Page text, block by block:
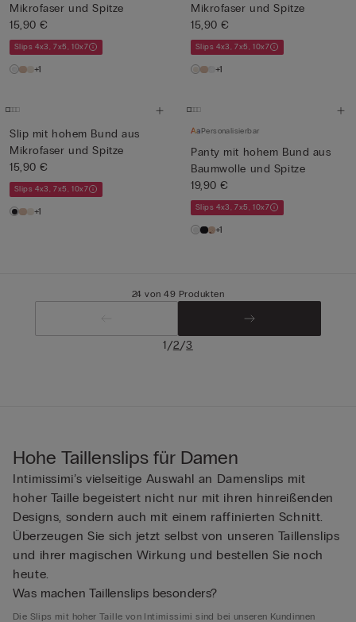
Mikrofaser und Spitze
15,90 €
Slips 4x3, 7x5, 10x7
+1
Mikrofaser und Spitze
15,90 €
Slips 4x3, 7x5, 10x7
+1
Slip mit hohem Bund aus
Mikrofaser und Spitze
15,90 €
Slips 4x3, 7x5, 10x7
+1
Personalisierbar
Panty mit hohem Bund aus
Baumwolle und Spitze
19,90 €
Slips 4x3, 7x5, 10x7
+1
24 von 49 Produkten
1/2/3
Hohe Taillenslips für Damen
Intimissimi’s vielseitige Auswahl an Damenslips mit
hoher Taille begeistert nicht nur mit ihren hinreißenden
Designs, sondern auch mit einem raffinierten Schnitt.
Überzeugen Sie sich jetzt selbst von unseren Taillenslips
und ihrer magischen Wirkung und bestellen Sie noch
heute.
Was machen Taillenslips besonders?
Die Slips mit hoher Taille von Intimissimi sind bei unseren Kundinnen